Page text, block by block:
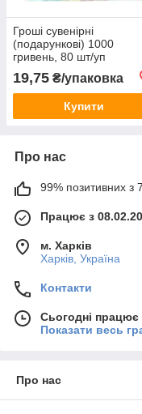
Гроші сувенірні
(подарункові) 1000
гривень, 80 шт/уп
19,75 ₴/упаковка
Купити
Про нас
99% позитивних з
Працює з
м. Харків
Харків, Україна
Контакти
Сьогодні працює
Показати весь
Про нас